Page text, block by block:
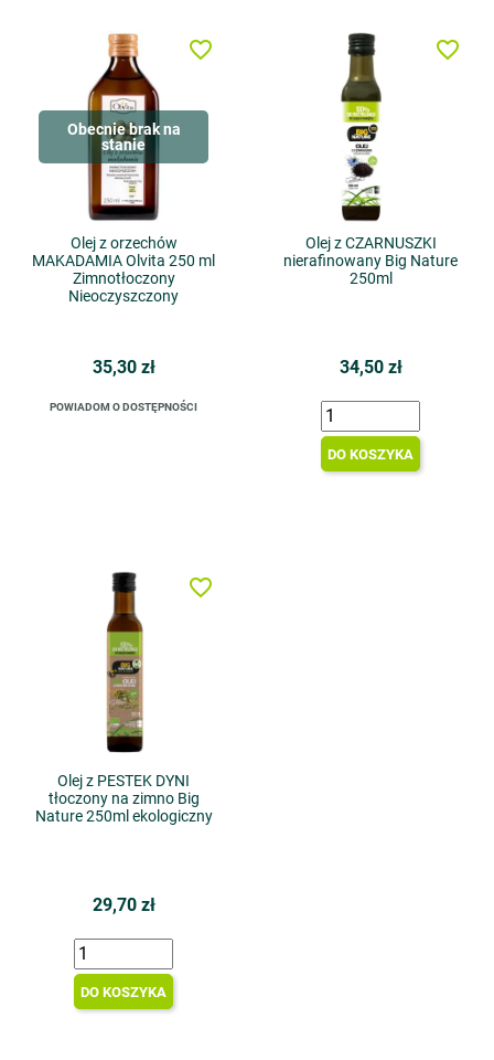
Obecnie brak na
stanie
Olej z orzechów
MAKADAMIA Olvita 250 ml
Zimnotłoczony
Nieoczyszczony
35,30 zł
POWIADOM O DOSTĘPNOŚCI
favorite_border
Olej z CZARNUSZKI
nierafinowany Big Nature
250ml
34,50 zł
DO KOSZYKA
favorite_border
Olej z PESTEK DYNI
tłoczony na zimno Big
Nature 250ml ekologiczny
29,70 zł
DO KOSZYKA
favorite_border